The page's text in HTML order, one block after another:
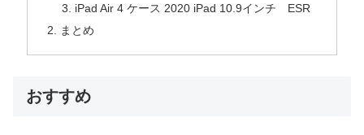
iPad Air 4 ケース 2020 iPad 10.9インチ ESR
まとめ
おすすめ